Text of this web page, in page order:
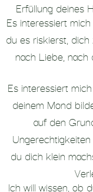
Erfüllung deines
Es interessiert
du es riskierst,
nach Liebe,
Es interessiert
deinem Mond
auf den
du dich klein
lch will wissen, ob